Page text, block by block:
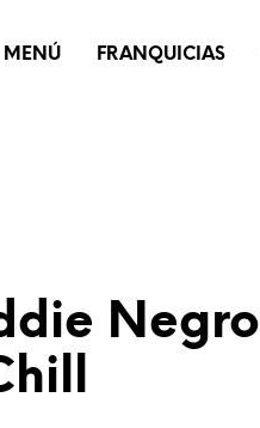
FRANQUICIAS
MENÚ
Negro